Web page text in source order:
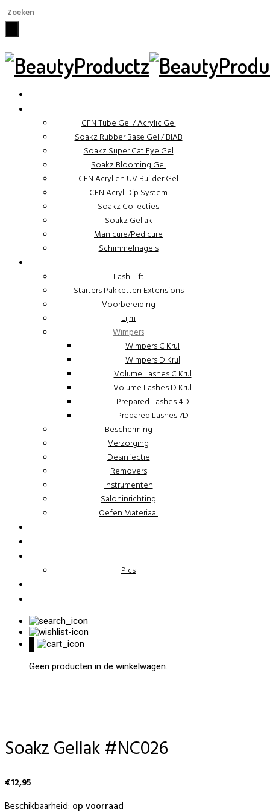
CFN Tube Gel / Acrylic Gel
Soakz Rubber Base Gel / BIAB
Soakz Super Cat Eye Gel
Soakz Blooming Gel
CFN Acryl en UV Builder Gel
CFN Acryl Dip System
Soakz Collecties
Soakz Gellak
Manicure/Pedicure
Schimmelnagels
Lash Lift
Starters Pakketten Extensions
Voorbereiding
Lijm
Wimpers
Wimpers C Krul
Wimpers D Krul
Volume Lashes C Krul
Volume Lashes D Krul
Prepared Lashes 4D
Prepared Lashes 7D
Bescherming
Verzorging
Desinfectie
Removers
Instrumenten
Saloninrichting
Oefen Materiaal
Pics
Geen producten in de winkelwagen.
Soakz Gellak #NC026
€12,95
Beschikbaarheid: op voorraad